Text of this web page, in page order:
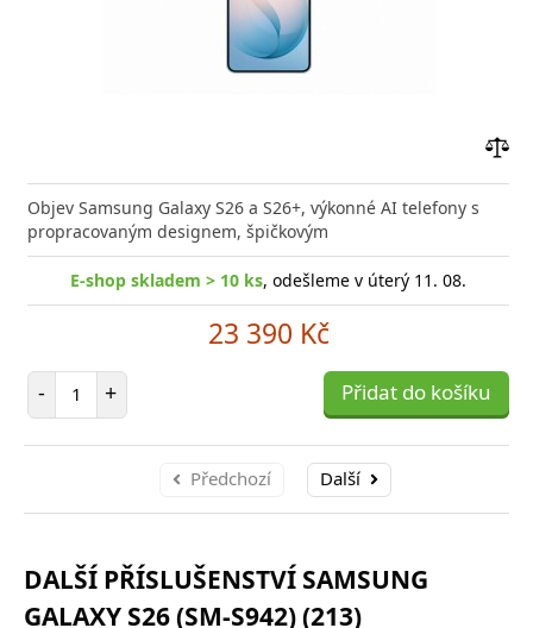
Objev Samsung Galaxy S26 a S26+, výkonné AI telefony s
propracovaným designem, špičkovým
E-shop skladem > 10 ks, odešleme v úterý 11. 08.
23 390 Kč
- Počet položek
+ Přidat do košíku
Předchozí Další
DALŠÍ PŘÍSLUŠENSTVÍ SAMSUNG
GALAXY S26 (SM-S942) (213)